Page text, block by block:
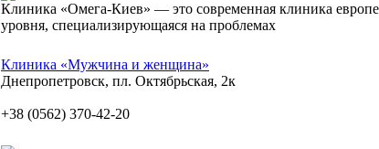
Клиника «Омега-Киев» — это современная клиника
уровня, специализирующаяся на проблемах
Клиника «Мужчина и женщина»
Днепропетровск, пл. Октябрьская, 2к
+38 (0562) 370-42-20